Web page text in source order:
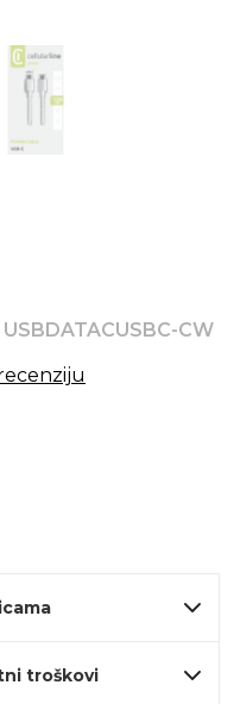
USBDATACUSBC-CW
troškovi